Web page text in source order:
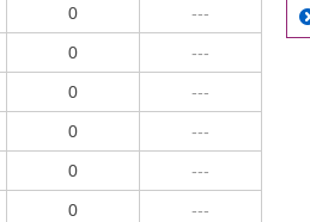
0 ---
0 ---
0 ---
0 ---
0 ---
0 ---